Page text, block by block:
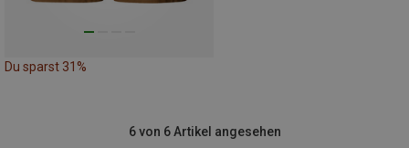
Du sparst 31%
6 von 6 Artikel angesehen